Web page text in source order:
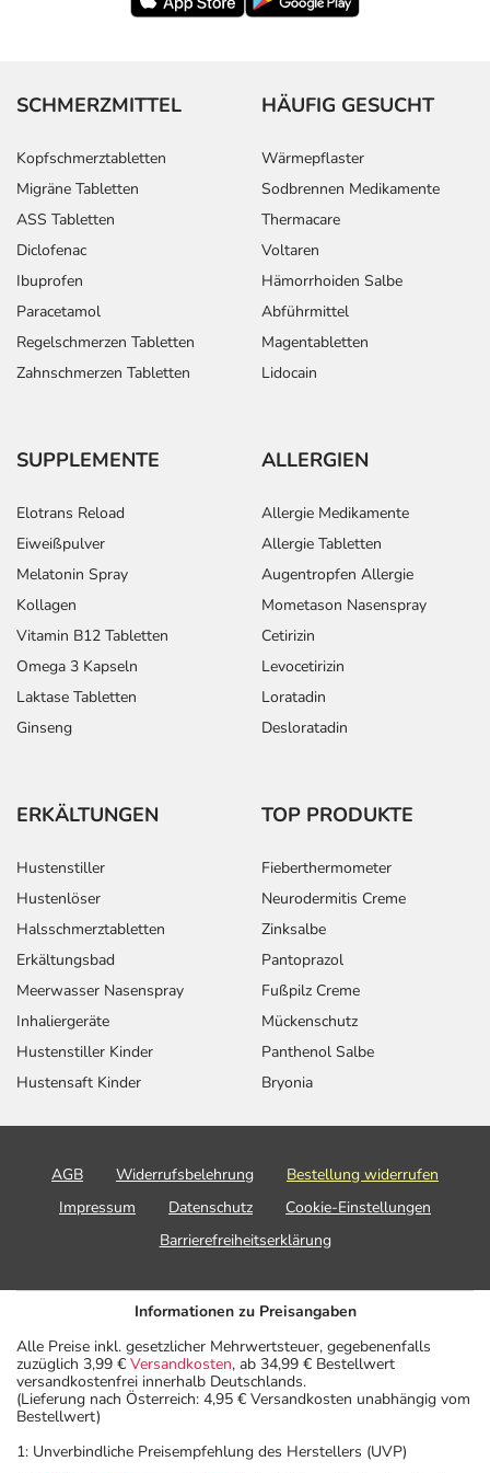
SCHMERZMITTEL
Kopfschmerztabletten
Migräne Tabletten
ASS Tabletten
Diclofenac
Ibuprofen
Paracetamol
Regelschmerzen Tabletten
Zahnschmerzen Tabletten
HÄUFIG GESUCHT
Wärmepflaster
Sodbrennen Medikamente
Thermacare
Voltaren
Hämorrhoiden Salbe
Abführmittel
Magentabletten
Lidocain
SUPPLEMENTE
Elotrans Reload
Eiweißpulver
Melatonin Spray
Kollagen
Vitamin B12 Tabletten
Omega 3 Kapseln
Laktase Tabletten
Ginseng
ALLERGIEN
Allergie Medikamente
Allergie Tabletten
Augentropfen Allergie
Mometason Nasenspray
Cetirizin
Levocetirizin
Loratadin
Desloratadin
ERKÄLTUNGEN
Hustenstiller
Hustenlöser
Halsschmerztabletten
Erkältungsbad
Meerwasser Nasenspray
Inhaliergeräte
Hustenstiller Kinder
Hustensaft Kinder
TOP PRODUKTE
Fieberthermometer
Neurodermitis Creme
Zinksalbe
Pantoprazol
Fußpilz Creme
Mückenschutz
Panthenol Salbe
Bryonia
AGB Widerrufsbelehrung
Bestellung widerrufen
Impressum
Datenschutz
Cookie-Einstellungen
Barrierefreiheitserklärung
Informationen zu Preisangaben
Alle Preise inkl. gesetzlicher Mehrwertsteuer, gegebenenfalls
zuzüglich 3,99 € Versandkosten, ab 34,99 € Bestellwert
versandkostenfrei innerhalb Deutschlands.
(Lieferung nach Österreich: 4,95 € Versandkosten unabhängig vom
Bestellwert)
1: Unverbindliche Preisempfehlung des Herstellers (UVP)